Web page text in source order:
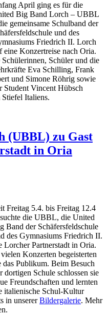
April ging es für die
Big Band Lorch – UBBL
gemeinsame Schulband der
und des
Friedrich II. Lorch
eine Konzertreise nach Oria.
Schülerinnen, Schüler und die
Eva Schilling, Frank
und Simone Röhrig sowie
Student Vincent Hübsch
Italiens.
(UBBL) zu Gast
in Oria
Freitag 5.4. bis Freitag 12.4
die UBBL, die United
Band der Schäfersfeldschule
des Gymnasiums Friedrich II.
Lorcher Partnerstadt in Oria.
Konzerten begeisterten
das Publikum. Beim Besuch
dortigen Schule schlossen sie
Freundschaften und lernten
italienische Schul-Kultur
in unsererBildergalerie. Mehr